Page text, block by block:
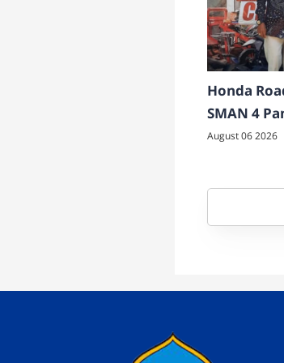
Honda
SMAN 4
Layanan
August 06 2026